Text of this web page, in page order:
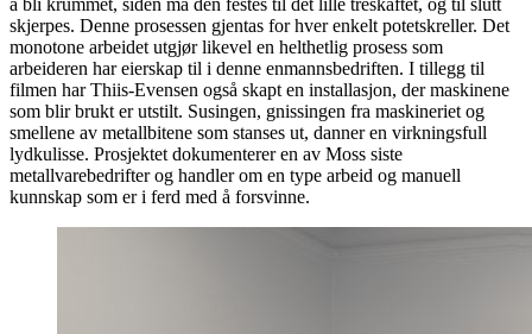
å bli krummet, siden må den festes til det lille treskaftet, og til slutt
skjerpes. Denne prosessen gjentas for hver enkelt potetskreller. Det
monotone arbeidet utgjør likevel en helthetlig prosess som
arbeideren har eierskap til i denne enmannsbedriften. I tillegg til
filmen har Thiis-Evensen også skapt en installasjon, der maskinene
som blir brukt er utstilt. Susingen, gnissingen fra maskineriet og
smellene av metallbitene som stanses ut, danner en virkningsfull
lydkulisse. Prosjektet dokumenterer en av Moss siste
metallvarebedrifter og handler om en type arbeid og manuell
kunnskap som er i ferd med å forsvinne.